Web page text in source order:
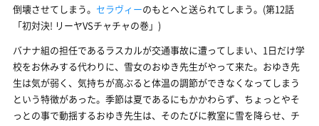
倒壊させてしまう。 セラヴィーのもとへと送られてしまう。(第12話
「初対決! リーヤVSチャチャの巻」)
バナナ組の担任であるラスカルが交通事故に遭ってしまい、1日だけ学
校をお休みする代わりに、雪女のおゆき先生がやって来た。おゆき先
生は気が弱く、気持ちが高ぶると体温の調節ができなくなってしまう
という特徴があった。季節は夏であるにもかかわらず、ちょっとやそ
っとの事で動揺するおゆき先生は、そのたびに教室に雪を降らせ、チ